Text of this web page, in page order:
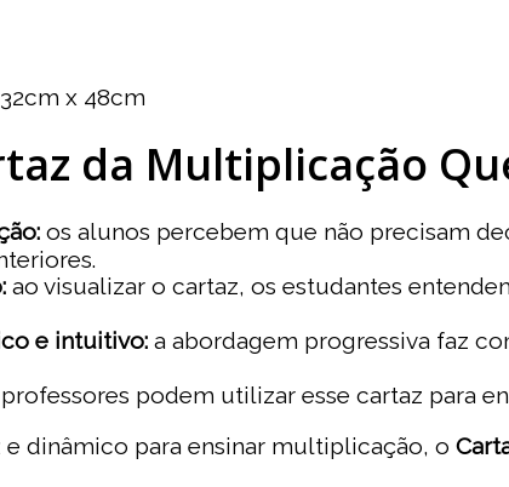
x 48cm
da Multiplicação
os alunos percebem que não precisam
ao visualizar o cartaz, os estudantes
e intuitivo: a abordagem progressiva faz
professores podem utilizar esse cartaz para
dinâmico para ensinar multiplicação, o